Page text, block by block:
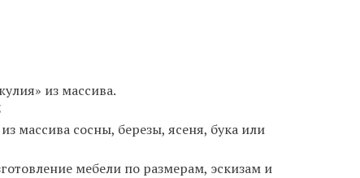
из массива.
массива сосны, березы, ясеня, бука или
мебели по размерам, эскизам и